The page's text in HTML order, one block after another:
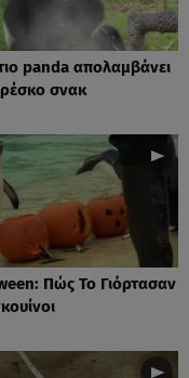
panda απολαμβάνει
σνακ
Πώς Το Γιόρτασαν